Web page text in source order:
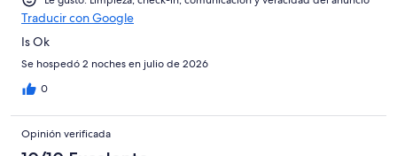
Traducir con Google
Is Ok
Se hospedó 2 noches en julio de 2026
0
Opinión verificada